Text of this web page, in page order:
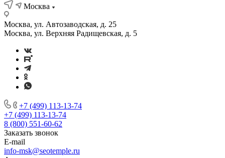
Москва
Москва, ул. Автозаводская, д. 25
Москва, ул. Верхняя Радищевская, д. 5
+7 (499) 113-13-74
+7 (499) 113-13-74
8 (800) 551-60-62
Заказать звонок
E-mail
info-msk@seotemple.ru